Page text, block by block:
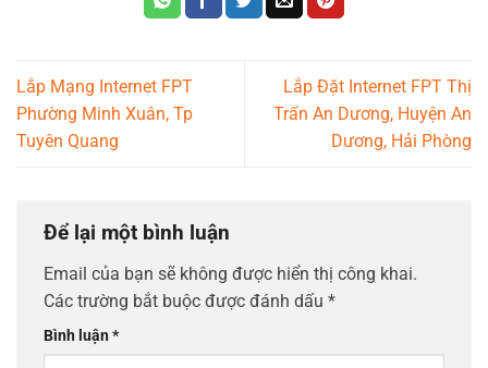
Lắp Mạng Internet FPT
Phường Minh Xuân, Tp
Tuyên Quang
Lắp Đặt Internet FPT Thị
Trấn An Dương, Huyện An
Dương, Hải Phòng
Để lại một bình luận
Email của bạn sẽ không được hiển thị công khai.
Các trường bắt buộc được đánh dấu *
Bình luận*